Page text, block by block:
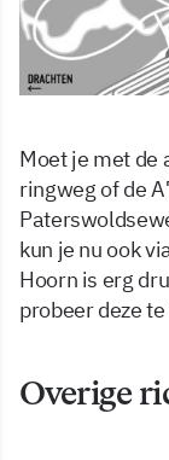
Moet je met de
ringweg of de
kun je nu ook
Hoorn is erg
probeer deze
Overige